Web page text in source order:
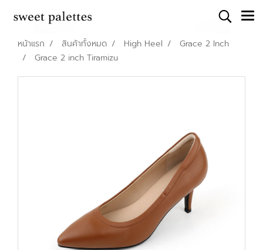
หน้าแรก สินค้าทั้งหมด High Heel
Grace 2 Inch
Grace 2 inch Tiramizu